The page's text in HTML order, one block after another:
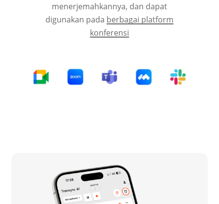
menerjemahkannya, dan dapat
digunakan pada berbagai platform
konferensi